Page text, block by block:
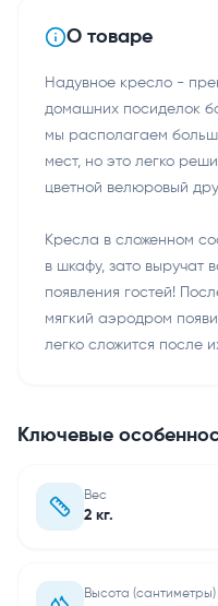
О товаре
Надувное кресло -
домашних посиделок
мы располагаем
мест, но это легко
цветной велюровый
Кресла в сложенном
в шкафу, зато выручат
появления гостей!
мягкий аэродром
легко сложится после
Ключевые
Вес
2 кг.
Высота (сантиметры)